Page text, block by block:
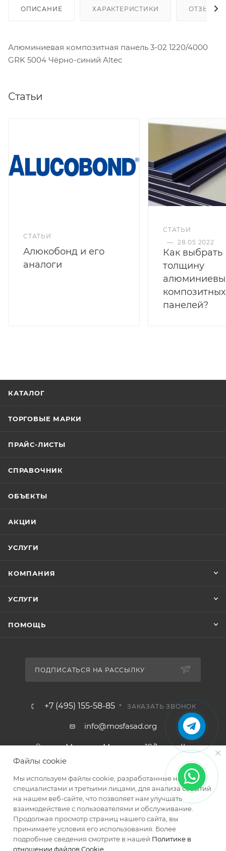
ОПИСАНИЕ ХАРАКТЕРИСТИКИ ОТЗЫВЫ
Алюминиевая композитная панель 3-02 1220/4000
GRK 5004 Чёрно-синий Altec
Статьи
СТАТЬИ
Алюкобонд и его
аналоги
СТАТЬИ
— 28.05.2022
Как выбрать
толщину
композитных
панелей?
КАТАЛОГ
ТОРГОВЫЕ МАРКИ
ПРАЙС-ЛИСТЫ
СПРАВОЧНИК
ОБЪЕКТЫ
АКЦИИ
УСЛУГИ
КОМПАНИЯ
УСЛУГИ
ПОМОЩЬ
ПОДПИСАТЬСЯ НА РАССЫЛКУ
+7 (495) 155-58-85 ЗАКАЗАТЬ ЗВОНОК
info@mosfasad.org
ул. Миклухо-Маклая, д. 18/1, пом. II,
2026 © МОСФАСАД Интернет-магазин кровельных и
фасадных материалов
Файлы cookie
Мы используем файлы cookie, разработанные нашими
специалистами и третьими лицами, для анализа событий
на нашем веб-сайте, что позволяет нам улучшать
взаимодействие с пользователями и обслуживание.
Продолжая просмотр страниц нашего сайта, вы
принимаете условия его использования. Более
подробные сведения смотрите в нашей Политике в
отношении файлов Cookie